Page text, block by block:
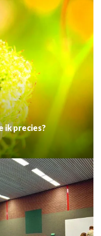
ik precies?